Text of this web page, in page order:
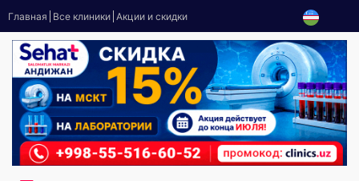
Главная Все клиники Акции и скидки